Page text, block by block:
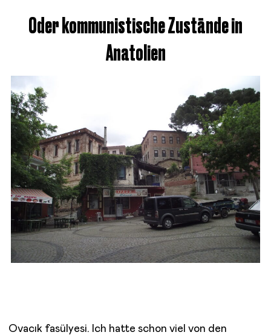
Oder kommunistische Zustände in
Anatolien
Ovacık fasülyesi. Ich hatte schon viel von den